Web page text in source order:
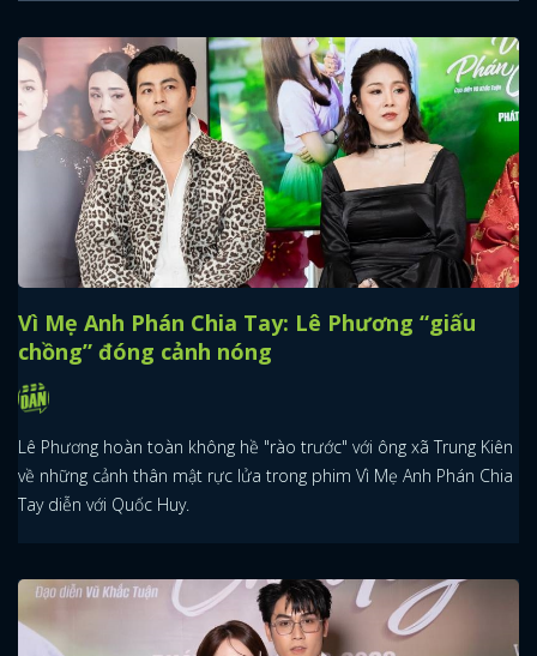
Vì Mẹ Anh Phán Chia Tay: Lê Phương “giấu
chồng” đóng cảnh nóng
Lê Phương hoàn toàn không hề "rào trước" với ông xã Trung Kiên
về những cảnh thân mật rực lửa trong phim Vì Mẹ Anh Phán Chia
Tay diễn với Quốc Huy.